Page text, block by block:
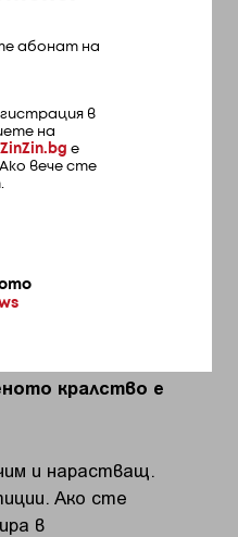
абонат на
в
на
ZinZin.bg е
вече сте
възможности в
от
двете посоки
и да
отбрана,
за
съм
кралство е
и нарастващ.
Ако сте
в